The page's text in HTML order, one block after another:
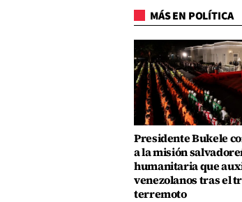
MÁS EN POLÍTICA
Presidente Bukele
a la misión
humanitaria que
venezolanos tras el
terremoto